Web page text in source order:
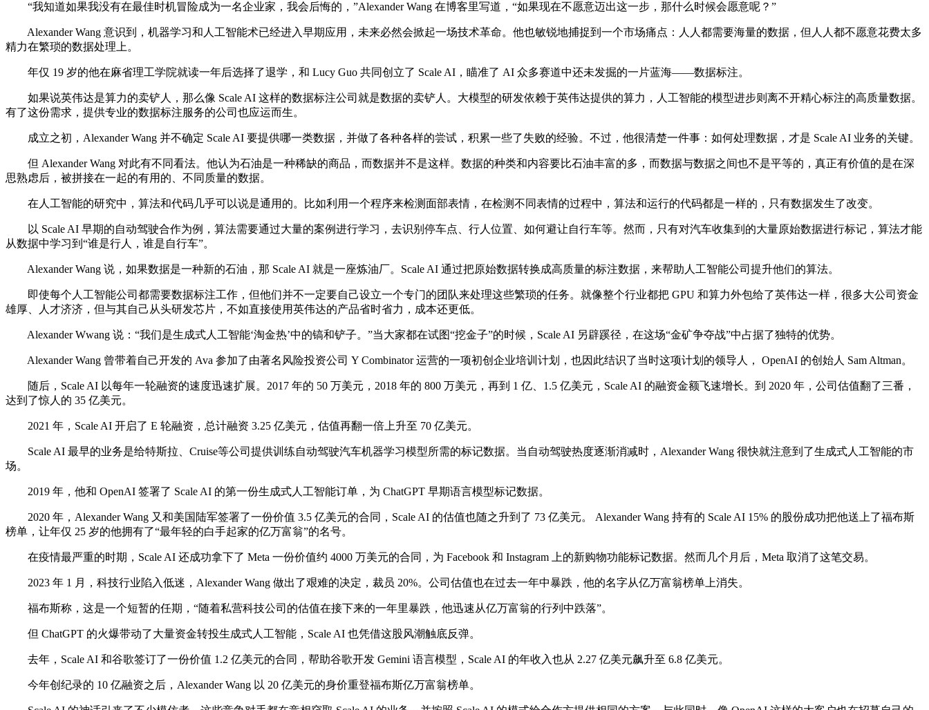
“我知道如果我没有在最佳时机冒险成为一名企业家，我会后悔的，”Alexander Wang 在博客里写道，“如果现在不愿意迈出这一步，那什么时候会愿意呢？”
Alexander Wang 意识到，机器学习和人工智能术已经进入早期应用，未来必然会掀起一场技术革命。他也敏锐地捕捉到一个市场痛点：人人都需要海量的数据，但人人都不愿意花费太多
精力在繁琐的数据处理上。
年仅 19 岁的他在麻省理工学院就读一年后选择了退学，和 Lucy Guo 共同创立了 Scale AI，瞄准了 AI 众多赛道中还未发掘的一片蓝海——数据标注。
如果说英伟达是算力的卖铲人，那么像 Scale AI 这样的数据标注公司就是数据的卖铲人。大模型的研发依赖于英伟达提供的算力，人工智能的模型进步则离不开精心标注的高质量数据。
有了这份需求，提供专业的数据标注服务的公司也应运而生。
成立之初，Alexander Wang 并不确定 Scale AI 要提供哪一类数据，并做了各种各样的尝试，积累一些了失败的经验。不过，他很清楚一件事：如何处理数据，才是 Scale AI 业务的关键。
但 Alexander Wang 对此有不同看法。他认为石油是一种稀缺的商品，而数据并不是这样。数据的种类和内容要比石油丰富的多，而数据与数据之间也不是平等的，真正有价值的是在深
思熟虑后，被拼接在一起的有用的、不同质量的数据。
在人工智能的研究中，算法和代码几乎可以说是通用的。比如利用一个程序来检测面部表情，在检测不同表情的过程中，算法和运行的代码都是一样的，只有数据发生了改变。
以 Scale AI 早期的自动驾驶合作为例，算法需要通过大量的案例进行学习，去识别停车点、行人位置、如何避让自行车等。然而，只有对汽车收集到的大量原始数据进行标记，算法才能
从数据中学习到“谁是行人，谁是自行车”。
Alexander Wang 说，如果数据是一种新的石油，那 Scale AI 就是一座炼油厂。Scale AI 通过把原始数据转换成高质量的标注数据，来帮助人工智能公司提升他们的算法。
即使每个人工智能公司都需要数据标注工作，但他们并不一定要自己设立一个专门的团队来处理这些繁琐的任务。就像整个行业都把 GPU 和算力外包给了英伟达一样，很多大公司资金
雄厚、人才济济，但与其自己从头研发芯片，不如直接使用英伟达的产品省时省力，成本还更低。
Alexander Wwang 说：“我们是生成式人工智能‘淘金热’中的镐和铲子。”当大家都在试图“挖金子”的时候，Scale AI 另辟蹊径，在这场“金矿争夺战”中占据了独特的优势。
Alexander Wang 曾带着自己开发的 Ava 参加了由著名风险投资公司 Y Combinator 运营的一项初创企业培训计划，也因此结识了当时这项计划的领导人， OpenAI 的创始人 Sam Altman。
随后，Scale AI 以每年一轮融资的速度迅速扩展。2017 年的 50 万美元，2018 年的 800 万美元，再到 1 亿、1.5 亿美元，Scale AI 的融资金额飞速增长。到 2020 年，公司估值翻了三番，
达到了惊人的 35 亿美元。
2021 年，Scale AI 开启了 E 轮融资，总计融资 3.25 亿美元，估值再翻一倍上升至 70 亿美元。
Scale AI 最早的业务是给特斯拉、Cruise等公司提供训练自动驾驶汽车机器学习模型所需的标记数据。当自动驾驶热度逐渐消减时，Alexander Wang 很快就注意到了生成式人工智能的市
场。
2019 年，他和 OpenAI 签署了 Scale AI 的第一份生成式人工智能订单，为 ChatGPT 早期语言模型标记数据。
2020 年，Alexander Wang 又和美国陆军签署了一份价值 3.5 亿美元的合同，Scale AI 的估值也随之升到了 73 亿美元。 Alexander Wang 持有的 Scale AI 15% 的股份成功把他送上了福布斯
榜单，让年仅 25 岁的他拥有了“最年轻的白手起家的亿万富翁”的名号。
在疫情最严重的时期，Scale AI 还成功拿下了 Meta 一份价值约 4000 万美元的合同，为 Facebook 和 Instagram 上的新购物功能标记数据。然而几个月后，Meta 取消了这笔交易。
2023 年 1 月，科技行业陷入低迷，Alexander Wang 做出了艰难的决定，裁员 20%。公司估值也在过去一年中暴跌，他的名字从亿万富翁榜单上消失。
福布斯称，这是一个短暂的任期，“随着私营科技公司的估值在接下来的一年里暴跌，他迅速从亿万富翁的行列中跌落”。
但 ChatGPT 的火爆带动了大量资金转投生成式人工智能，Scale AI 也凭借这股风潮触底反弹。
去年，Scale AI 和谷歌签订了一份价值 1.2 亿美元的合同，帮助谷歌开发 Gemini 语言模型，Scale AI 的年收入也从 2.27 亿美元飙升至 6.8 亿美元。
今年创纪录的 10 亿融资之后，Alexander Wang 以 20 亿美元的身价重登福布斯亿万富翁榜单。